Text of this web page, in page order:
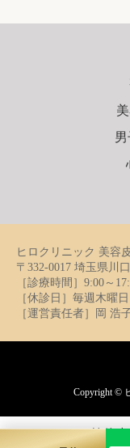
ヒロクリニック 美容
〒332-0017 埼玉県川
［診療時間］9:00～
［休診日］毎週木曜
［運営責任者］岡 浩
Copyright ©
简体中